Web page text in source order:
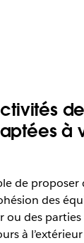
de
à
de proposer
des
ou des
à